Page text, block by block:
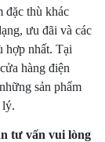
đặc thù khác
ưu đãi và các
hợp nhất. Tại
hàng điện
sản phẩm
lý.
tư vấn vui lòng